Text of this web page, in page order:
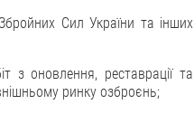
Сил України та інших
з оновлення, реставрації та
ринку озброєнь;